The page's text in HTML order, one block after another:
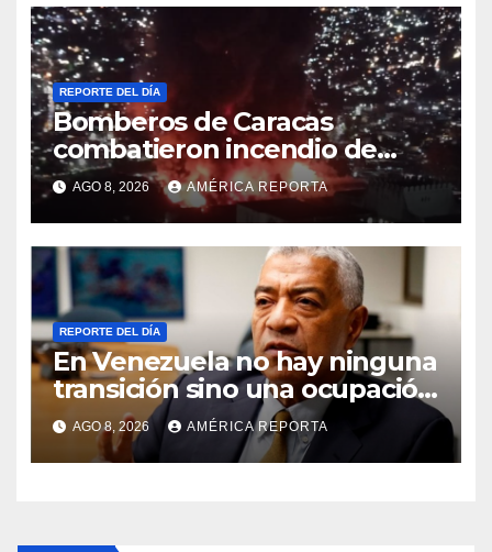
REPORTE DEL DÍA
Bomberos de Caracas
combatieron incendio de
gran magnitud en zona
industrial de El Llanito
AGO 8, 2026 AMÉRICA REPORTA
REPORTE DEL DÍA
En Venezuela no hay ninguna
transición sino una ocupación
a la fuerza
AGO 8, 2026 AMÉRICA REPORTA